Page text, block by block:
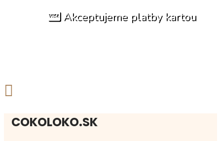
Akceptujeme platby kartou
COKOLOKO.SK